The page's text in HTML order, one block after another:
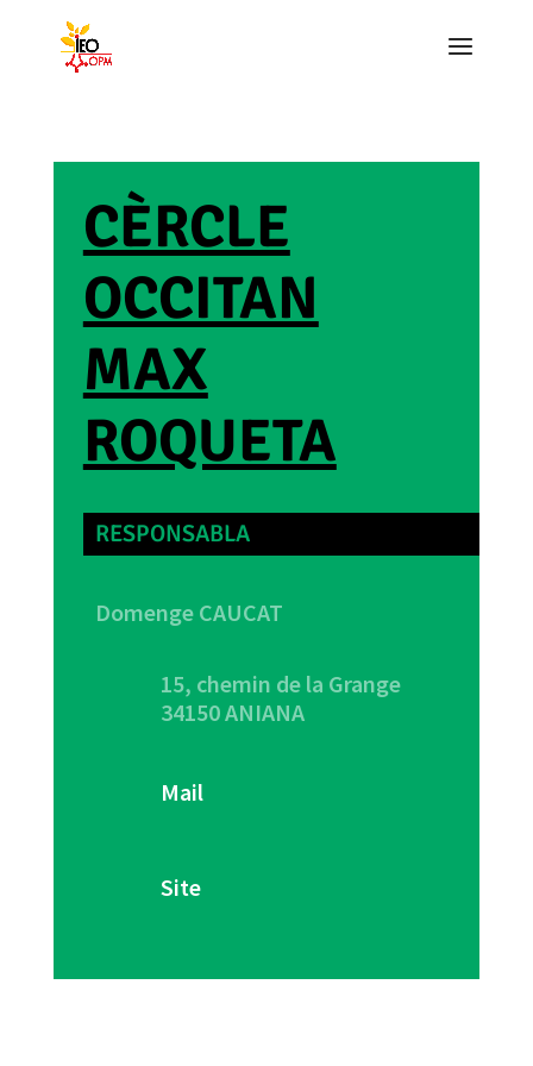
CÈRCLE
OCCITAN
MAX
ROQUETA
RESPONSABLA
Domenge CAUCAT
15, chemin de la Grange
34150 ANIANA
Mail
Site